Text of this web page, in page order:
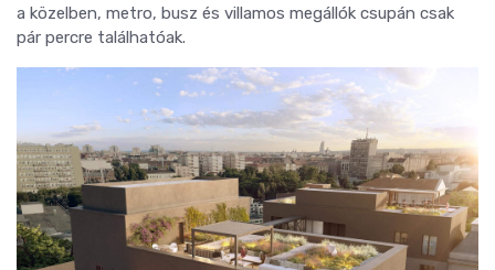
a közelben, metro, busz és villamos megállók csupán csak
pár percre találhatóak.